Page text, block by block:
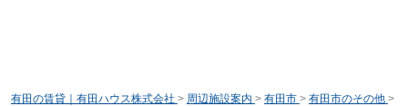
有田の賃貸｜有田ハウス株式会社 > 周辺施設案内 > 有田市 > 有田市のその他 >